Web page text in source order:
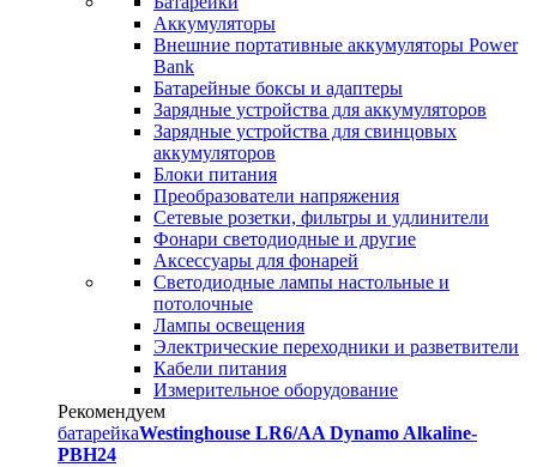
Аккумуляторы
Внешние портативные аккумуляторы Power
Bank
Батарейные боксы и адаптеры
Зарядные устройства для аккумуляторов
Зарядные устройства для свинцовых
аккумуляторов
Блоки питания
Преобразователи напряжения
Сетевые розетки, фильтры и удлинители
Фонари светодиодные и другие
Аксессуары для фонарей
Светодиодные лампы настольные и
потолочные
Лампы освещения
Электрические переходники и разветвители
Кабели питания
Измерительное оборудование
Рекомендуем
батарейкаWestinghouse LR6/AA Dynamo Alkaline-
PBH24